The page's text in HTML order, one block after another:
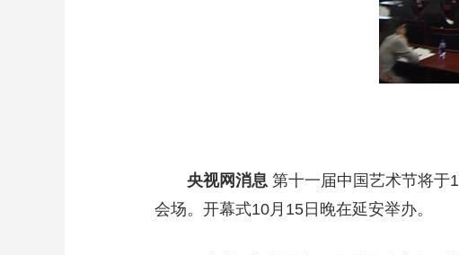
央视网消息 第十一届中国艺术节将于
会场。开幕式10月15日晚在延安举办。